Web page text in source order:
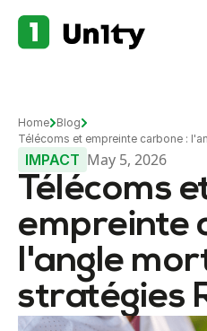
Home Blog
Télécoms et empreinte carbone :
IMPACT May 5, 2026
Télécoms
empreinte
l'angle
stratégies